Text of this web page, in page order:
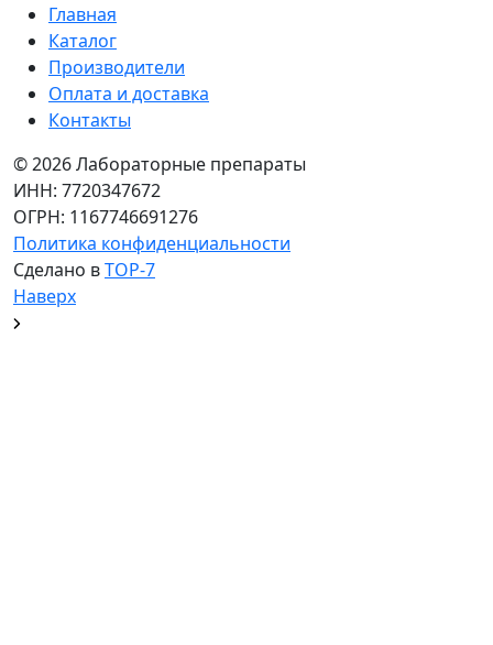
Главная
Каталог
Производители
Оплата и доставка
Контакты
© 2026 Лабораторные препараты
ИНН: 7720347672
ОГРН: 1167746691276
Политика конфиденциальности
Сделано вTOP-7
Наверх